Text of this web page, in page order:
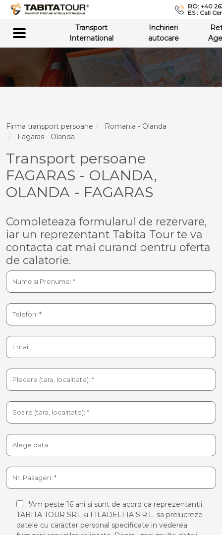
RO: +40
ES : Call
Transport
International
Inchirieri
autocare
Firma transport persoane
Romania - Olanda
Fagaras - Olanda
Transport persoane
FAGARAS - OLANDA,
OLANDA - FAGARAS
Completeaza formularul de rezervare,
iar un reprezentant Tabita Tour te va
contacta cat mai curand pentru oferta
de calatorie.
*Am peste 16 ani si sunt de acord ca reprezentantii
TABITA TOUR SRL și FILADELFIA S.R.L. sa prelucreze
datele cu caracter personal specificate in vederea